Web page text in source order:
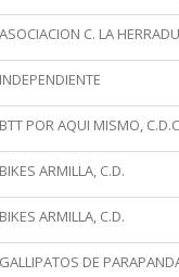
ASOCIACION C. LA
INDEPENDIENTE
BTT POR AQUI MISMO,
BIKES ARMILLA, C.D.
BIKES ARMILLA, C.D.
GALLIPATOS DE